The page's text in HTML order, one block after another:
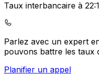
Taux interbancaire à
Parlez avec un expert
pouvons battre les taux
Planifier un appel